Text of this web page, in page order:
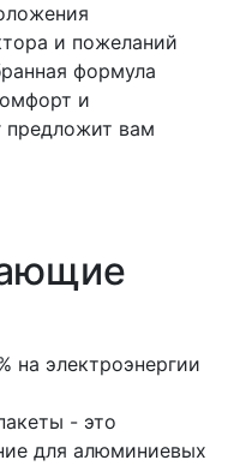
и пожеланий
формула
и
предложит вам
на электроэнергии
- это
для алюминиевых